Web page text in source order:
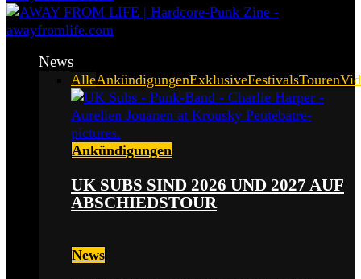
News
AlleAnkündigungenExklusiveFestivalsTouren
Ankündigungen
UK SUBS SIND 2026 UND 2027 AUF
ABSCHIEDSTOUR
News